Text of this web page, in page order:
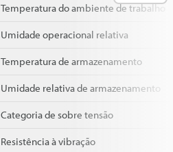
Temperatura do ambiente de trabalho
Umidade operacional relativa
Temperatura de armazenamento
Umidade relativa de armazenamento
Categoria de sobre tensão
Resistência à vibração